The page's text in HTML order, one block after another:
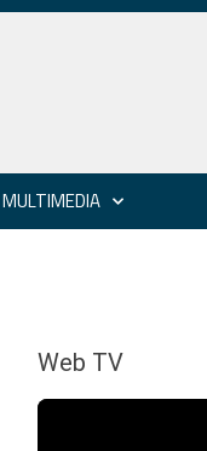
MULTIMEDIA
Web TV